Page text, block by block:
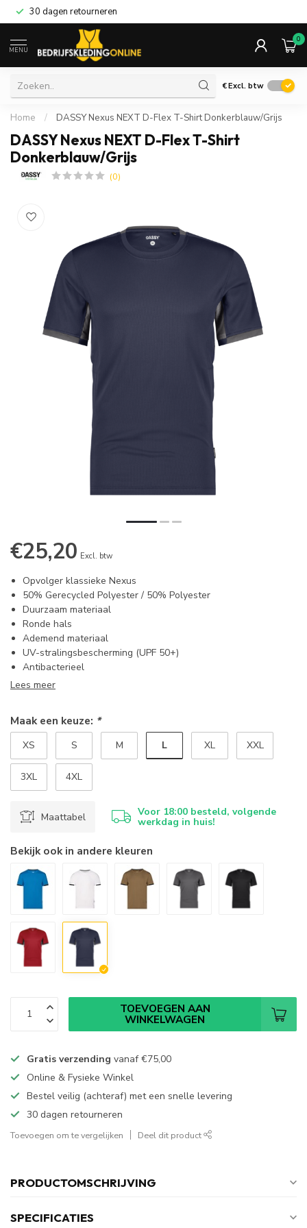
30 dagen retourneren
MENU
0
€Excl. btw
Home / DASSY Nexus NEXT D-Flex T-Shirt Donkerblauw/Grijs
DASSY Nexus NEXT D-Flex T-Shirt
Donkerblauw/Grijs
(0)
€25,20 Excl. btw
Opvolger klassieke Nexus
50% Gerecycled Polyester / 50% Polyester
Duurzaam materiaal
Ronde hals
Ademend materiaal
UV-stralingsbescherming (UPF 50+)
Antibacterieel
Lees meer
Maak een keuze: *
XS S M L XL XXL
3XL 4XL
Maattabel Voor 18:00 besteld, volgende
werkdag in huis!
Bekijk ook in andere kleuren
TOEVOEGEN AAN
WINKELWAGEN
Gratis verzending vanaf€75,00
Online & Fysieke Winkel
Bestel veilig (achteraf) met een snelle levering
30 dagen retourneren
Toevoegen om te vergelijken Deel dit product
PRODUCTOMSCHRIJVING
SPECIFICATIES